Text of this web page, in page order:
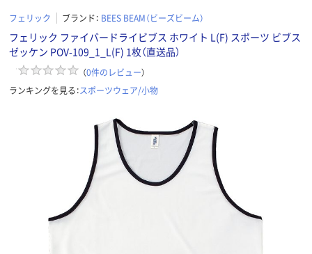
フェリック ブランド： BEES BEAM（ビーズビーム）
フェリック ファイバードライビブス ホワイト L(F) スポーツ ビブス
ゼッケン POV-109_1_L(F) 1枚（直送品）
（0件のレビュー）
ランキングを見る：スポーツウェア/小物